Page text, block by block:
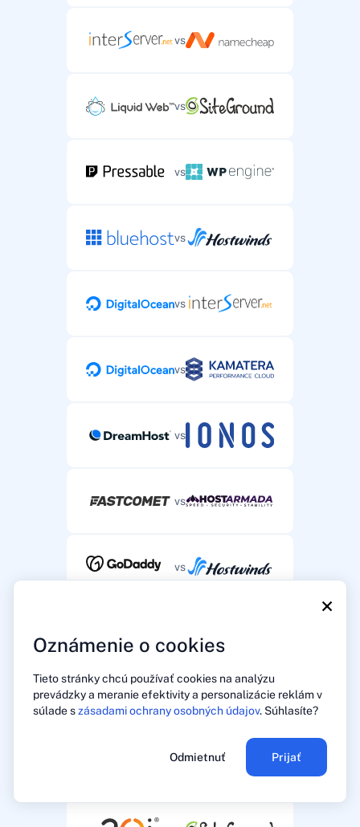
×
Oznámenie o cookies
Tieto stránky chcú používať cookies na analýzu
prevádzky a meranie efektivity a personalizácie reklám v
súlade szásadami ochrany osobných údajov. Súhlasíte?
Odmietnuť Prijať
vs
vs
vs
vs
vs
vs
vs
vs
vs
vs
vs